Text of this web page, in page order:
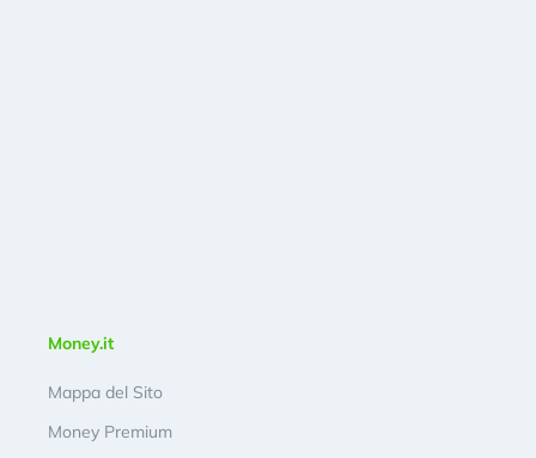
Money.it
Mappa del Sito
Money Premium